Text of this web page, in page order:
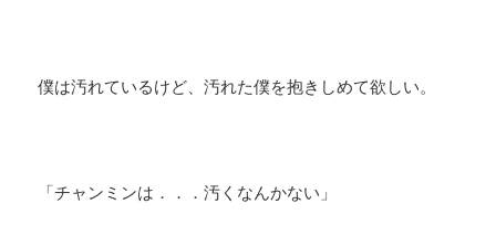
僕は汚れているけど、汚れた僕を抱きしめて欲しい。
「チャンミンは．．．汚くなんかない」